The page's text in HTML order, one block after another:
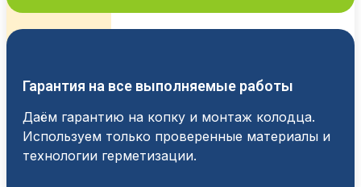
Гарантия на все выполняемые работы
Даём гарантию на копку и монтаж колодца.
Используем только проверенные материалы и
технологии герметизации.